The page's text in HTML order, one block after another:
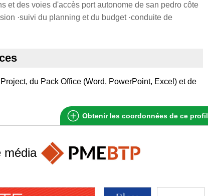
et des voies d'accès port autonome de san pedro côte
·suivi du planning et du budget ·conduite de
du Pack Office (Word, PowerPoint, Excel) et de
Obtenir les coordonnées de ce profil
média